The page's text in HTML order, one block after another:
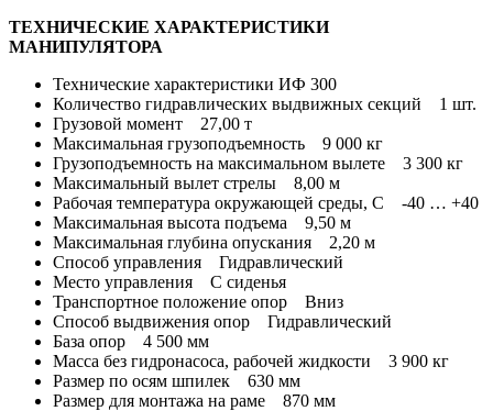
ТЕХНИЧЕСКИЕ ХАРАКТЕРИСТИКИ
МАНИПУЛЯТОРА
Технические характеристики ИФ 300
Количество гидравлических выдвижных секций 1 шт.
Грузовой момент 27,00 т
Максимальная грузоподъемность 9 000 кг
Грузоподъемность на максимальном вылете 3 300 кг
Максимальный вылет стрелы 8,00 м
Рабочая температура окружающей среды, С -40 … +40
Максимальная высота подъема 9,50 м
Максимальная глубина опускания 2,20 м
Способ управления Гидравлический
Место управления С сиденья
Транспортное положение опор Вниз
Способ выдвижения опор Гидравлический
База опор 4 500 мм
Масса без гидронасоса, рабочей жидкости 3 900 кг
Размер по осям шпилек 630 мм
Размер для монтажа на раме 870 мм